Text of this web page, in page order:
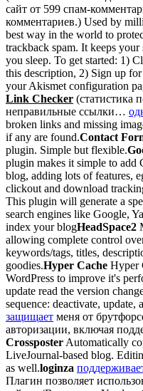
сайт от 599 спам-
комментариев.) Used by
best way in the world to
trackback spam. It keeps
you sleep. To get started: 1)
this description, 2) Sign up
your Akismet configuration
Link Checker (статистика
неправильные ссылки…
broken links and missing
if any are found.Contact
plugin. Simple but flexible.
plugin makes it simple to add
blog, adding lots of features,
clickout and download
This plugin will generate a
search engines like Google,
index your blogHeadSpace2
allowing complete control
keywords/tags, titles,
goodies.Hyper Cache Hyper
WordPress to improve it's
update read the version
sequence: deactivate, update,
защищает меня от
авторизации, включая
Crossposter Automatically
LiveJournal-based blog.
as well.loginza
Плагин позволяет